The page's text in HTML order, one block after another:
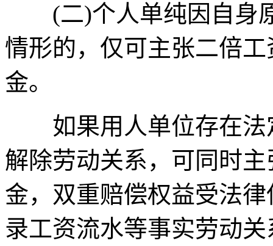
(二)个人单纯因自身
情形的，仅可主张二倍
金。
如果用人单位存在法
解除劳动关系，可同时
金，双重赔偿权益受法
录工资流水等事实劳动